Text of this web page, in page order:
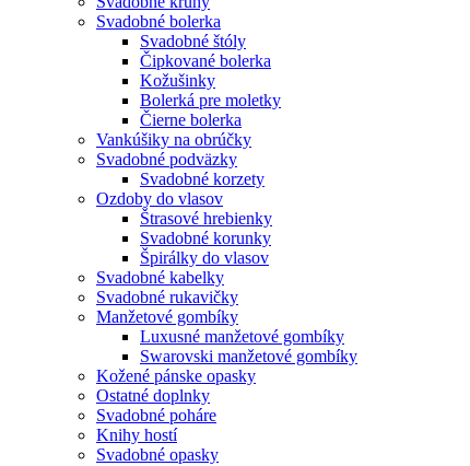
Svadobné bolerka
Svadobné štóly
Čipkované bolerka
Kožušinky
Bolerká pre moletky
Čierne bolerka
Vankúšiky na obrúčky
Svadobné podväzky
Svadobné korzety
Ozdoby do vlasov
Štrasové hrebienky
Svadobné korunky
Špirálky do vlasov
Svadobné kabelky
Svadobné rukavičky
Manžetové gombíky
Luxusné manžetové gombíky
Swarovski manžetové gombíky
Kožené pánske opasky
Ostatné doplnky
Svadobné poháre
Knihy hostí
Svadobné opasky